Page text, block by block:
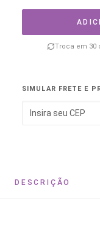
Troca em 30
SIMULAR FRETE E
DESCRIÇÃO